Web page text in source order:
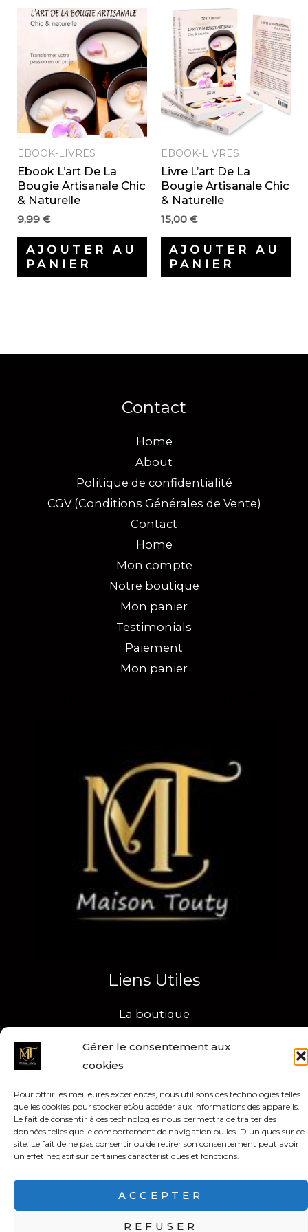
Gérer le consentement aux
cookies
Pour offrir les meilleures expériences, nous utilisons des technologies telles
que les cookies pour stocker et/ou accéder aux informations des appareils.
Le fait de consentir à ces technologies nous permettra de traiter des
données telles que le comportement de navigation ou les ID uniques sur ce
site. Le fait de ne pas consentir ou de retirer son consentement peut avoir
un effet négatif sur certaines caractéristiques et fonctions.
ACCEPTER
REFUSER
EBOOK-LIVRES
Ebook L’art De La
Bougie Artisanale Chic
& Naturelle
9,99€
AJOUTER AU
PANIER
EBOOK-LIVRES
Livre L’art De La
Bougie Artisanale Chic
& Naturelle
15,00 €
AJOUTER AU
PANIER
Contact
Home
About
Politique de confidentialité
CGV (Conditions Générales de Vente)
Contact
Home
Mon compte
Notre boutique
Mon panier
Testimonials
Paiement
Mon panier
Liens Utiles
La boutique
Mon Compte
Copyright © 2026 Maison Touty